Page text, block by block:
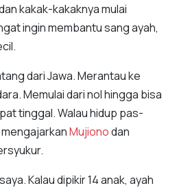
kakak-kakaknya mulai
ingin membantu sang ayah,
dari Jawa. Merantau ke
Memulai dari nol hingga bisa
tinggal. Walau hidup pas-
Mujionodan
Kalau dipikir 14 anak, ayah